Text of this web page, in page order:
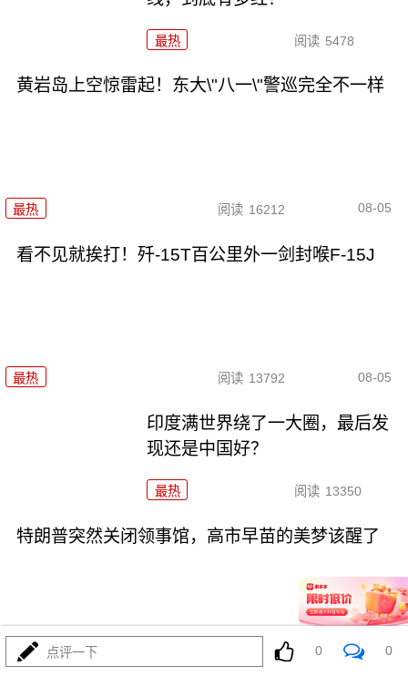
最热 阅读 5478
黄岩岛上空惊雷起！东大\"八一\"警巡完全不一样
最热 阅读 16212 08-05
看不见就挨打！歼-15T百公里外一剑封喉F-15J
最热 阅读 13792 08-05
印度满世界绕了一大圈，最后发
现还是中国好？
最热 阅读 13350
特朗普突然关闭领事馆，高市早苗的美梦该醒了
最热 11528 08-05
点评一下 0 0